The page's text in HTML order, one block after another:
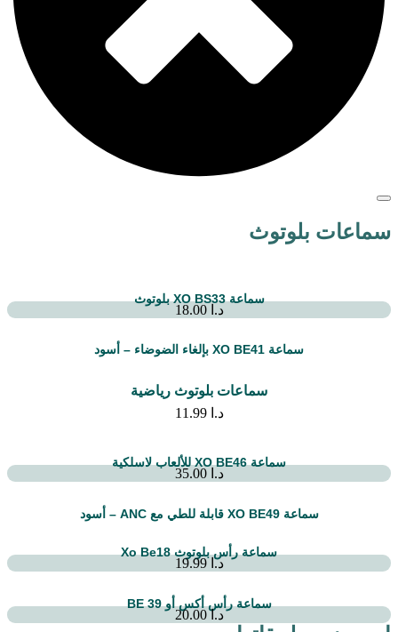
سماعات بلوتوث
سماعة XO BS33 بلوتوث
د.ا 18.00
سماعة XO BE41 بإلغاء الضوضاء – أسود
سماعات بلوتوث رياضية
د.ا 11.99
سماعة XO BE46 للألعاب لاسلكية
د.ا 35.00
سماعة XO BE49 قابلة للطي مع ANC – أسود
سماعة رأس بلوتوث Xo Be18
د.ا 19.99
سماعة رأس أكس أو BE 39
د.ا20.00